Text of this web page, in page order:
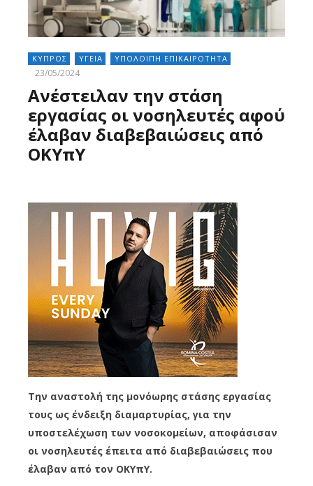
ΚΥΠΡΟΣ ΥΓΕΙΑ ΥΠΟΛΟΙΠΗ ΕΠΙΚΑΙΡΟΤΗΤΑ
23/05/2024
Ανέστειλαν την στάση
εργασίας οι νοσηλευτές αφού
έλαβαν διαβεβαιώσεις από
ΟΚΥπΥ
Την αναστολή της μονόωρης στάσης εργασίας
τους ως ένδειξη διαμαρτυρίας, για την
υποστελέχωση των νοσοκομείων, αποφάσισαν
οι νοσηλευτές έπειτα από διαβεβαιώσεις που
έλαβαν από τον ΟΚΥπΥ.